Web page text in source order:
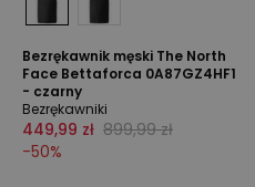
Bezrękawnik męski The North
Face Bettaforca 0A87GZ4HF1
- czarny
Bezrękawniki
449,99 zł 899,99 zł
-50%